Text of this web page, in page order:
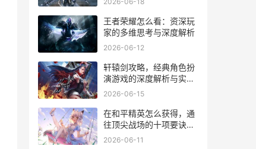
王者荣耀怎么看：资深玩
家的多维思考与深度解析
2026-06-12
轩辕剑攻略，经典角色扮
演游戏的深度解析与实战
指南，副标题，资深玩家
理
2026-06-15
在和平精英怎么获得，通
往顶尖战场的十项要诀，
副标题超越生存的艺术进
2026-06-11